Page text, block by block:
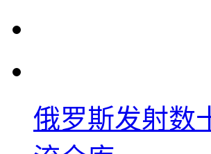
俄罗斯发射数